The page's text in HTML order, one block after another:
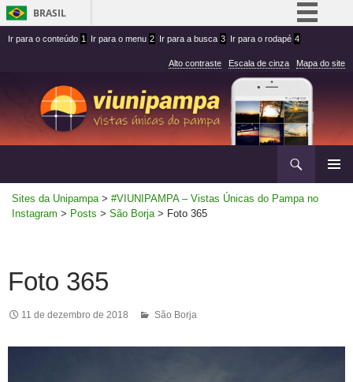
BRASIL
Simplifique!
Comunica BR
Participe
Acesso à informação
Legislação
Ir para o conteúdo 1 Ir para o menu 2 Ir para a busca 3 Ir para o rodapé 4
Alto contraste Escala de cinza Mapa do site
rodapé
Sites da Unipampa> #VIUNIPAMPA – Vistas Únicas do Pampa no
Instagram > Posts > São Borja> Foto 365
Foto 365
11 de dezembro de 2018 São Borja